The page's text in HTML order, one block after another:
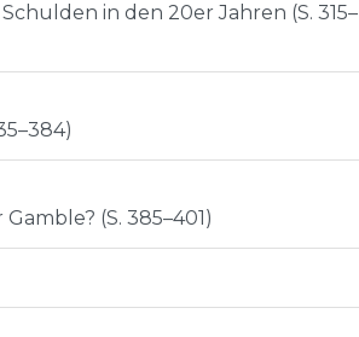
in den 20er Jahren (S. 315–
(S. 385–401)